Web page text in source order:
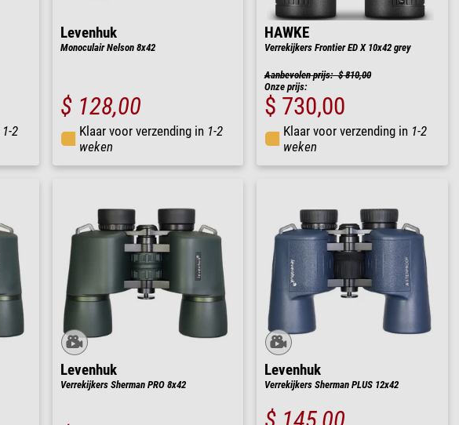
1-2
Levenhuk
Monoculair Nelson 8x42
$ 128,00
Klaar voor verzending in 1-2
weken
HAWKE
Verrekijkers Frontier ED X 10x42 grey
Aanbevolen prijs: $ 810,00
Onze prijs:
$ 730,00
Klaar voor verzending in 1-2
weken
Levenhuk
Verrekijkers Sherman PRO 8x42
Levenhuk
Verrekijkers Sherman PLUS 12x42